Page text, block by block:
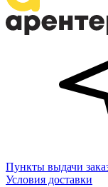
Пункты выдачи
Условия доставки